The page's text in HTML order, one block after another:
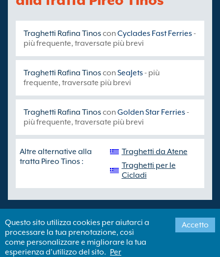
Traghetti Rafina TinosconCyclades Fast Ferries-
più frequente, traversate più brevi
Traghetti Rafina TinosconSeaJets- più
frequente, traversate più brevi
Traghetti Rafina TinosconGolden Star Ferries-
più frequente, traversate più brevi
Altre alternative alla
tratta Pireo Tinos :
Traghetti da Atene
Traghetti per le
Cicladi
Copyright ©Newincco 1399 Limited
Newincco 1399 Limited ha i suoi uffici registrati a Londra, Regno
Questo sito utilizza cookies per aiutarci a
processare la tua prenotazione, così
come personalizzare e migliorare la tua
esperienza d'utilizzo del sito. Per
Accetto